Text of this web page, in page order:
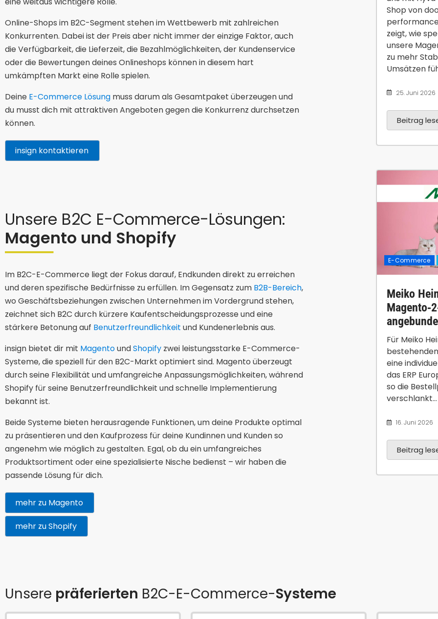
Online-Shops im B2C-Segment stehen im Wettbewerb mit zahlreichen
Konkurrenten. Dabei ist der Preis aber nicht immer der einzige Faktor, auch
die Verfügbarkeit, die Lieferzeit, die Bezahlmöglichkeiten, der Kundenservice
oder die Bewertungen deines Onlineshops können in diesem hart
umkämpften Markt eine Rolle spielen.
Deine E-Commerce Lösung muss darum als Gesamtpaket überzeugen und
du musst dich mit attraktiven Angeboten gegen die Konkurrenz durchsetzen
können.
insign kontaktieren
Unsere B2C E-Commerce-Lösungen:
Magento und Shopify
Im B2C-E-Commerce liegt der Fokus darauf, Endkunden direkt zu erreichen
und deren spezifische Bedürfnisse zu erfüllen. Im Gegensatz zum B2B-Bereich,
wo Geschäftsbeziehungen zwischen Unternehmen im Vordergrund stehen,
zeichnet sich B2C durch kürzere Kaufentscheidungsprozesse und eine
stärkere Betonung auf Benutzerfreundlichkeit und Kundenerlebnis aus.
insign bietet dir mit MagentoundShopify zwei leistungsstarke E-Commerce-
Systeme, die speziell für den B2C-Markt optimiert sind. Magento überzeugt
durch seine Flexibilität und umfangreiche Anpassungsmöglichkeiten, während
Shopify für seine Benutzerfreundlichkeit und schnelle Implementierung
bekannt ist.
Beide Systeme bieten herausragende Funktionen, um deine Produkte optimal
zu präsentieren und den Kaufprozess für deine Kundinnen und Kunden so
angenehm wie möglich zu gestalten. Egal, ob du ein umfangreiches
Produktsortiment oder eine spezialisierte Nische bedienst – wir haben die
passende Lösung für dich.
mehr zu Magento
mehr zu Shopify
25. Juni 2026
Shop von
zeigt, wie
unsere
zu mehr
Umsätzen
Beitrag
E-Commerce
Meiko
16. Juni 2026
Für Meiko
eine
das ERP
so die
verschlankt...
Beitrag
Unsere präferierten B2C-E-Commerce-Systeme